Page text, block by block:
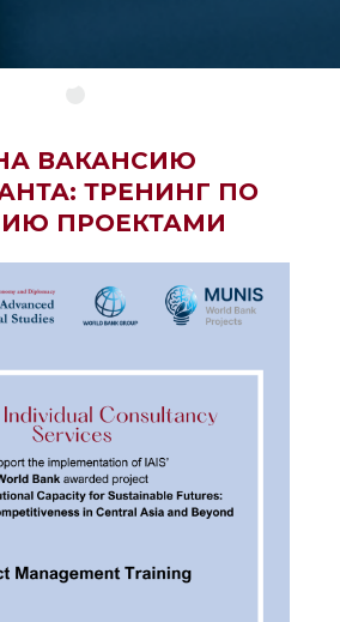
ВАКАНСИЮ
ТРЕНИНГ ПО
ПРОЕКТАМИ